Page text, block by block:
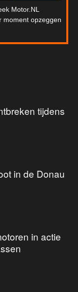
Motor.NL
moment opzeggen
tijdens
in de Donau
in actie